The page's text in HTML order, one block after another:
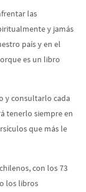
las
y jamás
país y en el
es un libro
y consultarlo cada
tenerlo siempre en
que más le
con los 73
los libros